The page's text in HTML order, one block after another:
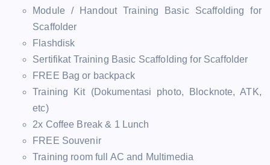
Module / Handout Training Basic Scaffolding for
Scaffolder
Flashdisk
Sertifikat Training Basic Scaffolding for Scaffolder
FREE Bag or backpack
Training Kit (Dokumentasi photo, Blocknote, ATK,
etc)
2x Coffee Break & 1 Lunch
FREE Souvenir
Training room full AC and Multimedia